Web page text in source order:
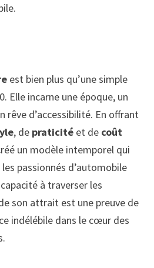
est bien plus qu’une simple
Elle incarne une époque, un
rêve d’accessibilité. En offrant
, de praticitéet de coût
un modèle intemporel qui
passionnés d’automobile
à traverser les
son attrait est une preuve de
indélébile dans le cœur des